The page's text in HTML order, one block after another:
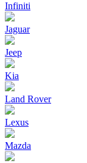
Infiniti
Jaguar
Jeep
Kia
Land Rover
Lexus
Mazda